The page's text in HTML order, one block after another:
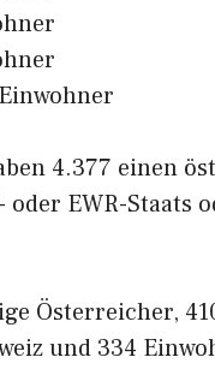
4.377 einen
EWR-Staats
Österreicher,
und 334